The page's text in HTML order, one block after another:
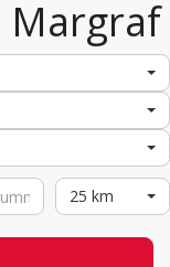
Margraf
25 km